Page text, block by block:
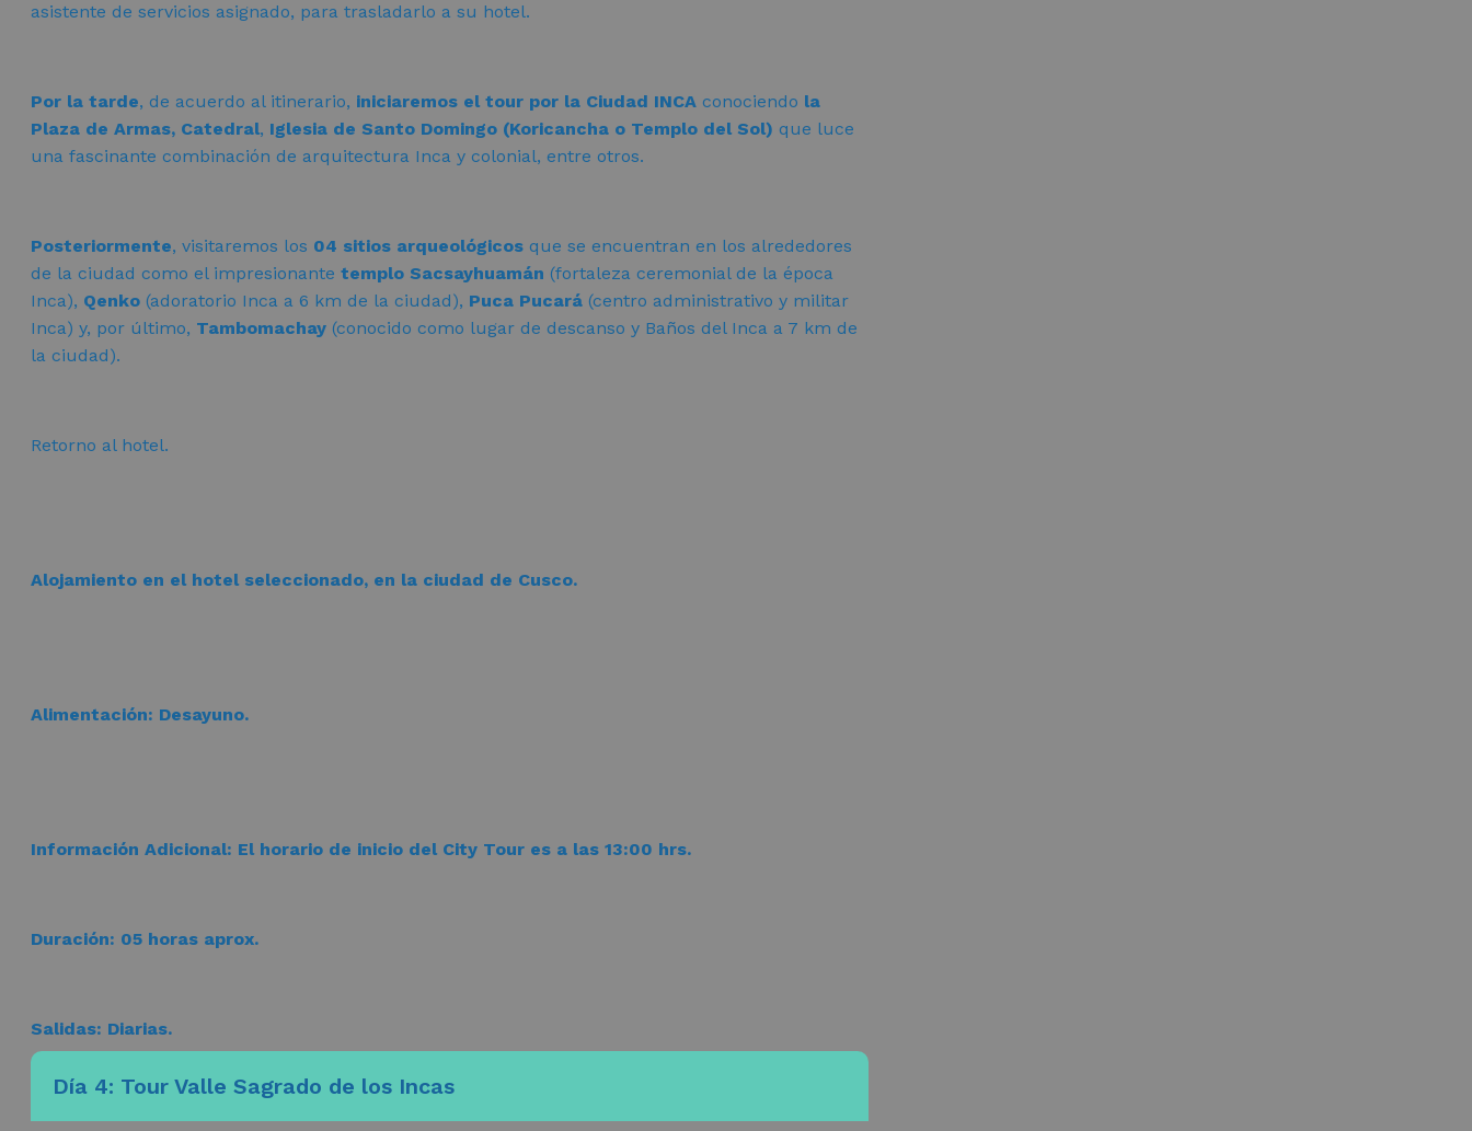
asistente de servicios asignado, para trasladarlo a su hotel.
Por la tarde, de acuerdo al itinerario, iniciaremos el tour por la Ciudad INCA conociendo la
Plaza de Armas, Catedral, Iglesia de Santo Domingo (Koricancha o Templo del Sol) que luce
una fascinante combinación de arquitectura Inca y colonial, entre otros.
Posteriormente, visitaremos los 04 sitios arqueológicos que se encuentran en los alrededores
de la ciudad como el impresionante templo Sacsayhuamán (fortaleza ceremonial de la época
Inca), Qenko (adoratorio Inca a 6 km de la ciudad), Puca Pucará (centro administrativo y militar
Inca) y, por último, Tambomachay (conocido como lugar de descanso y Baños del Inca a 7 km de
la ciudad).
Retorno al hotel.
Alojamiento en el hotel seleccionado, en la ciudad de Cusco.
Alimentación: Desayuno.
Información Adicional: El horario de inicio del City Tour es a las 13:00 hrs.
Duración: 05 horas aprox.
Salidas: Diarias.
Día 4: Tour Valle Sagrado de los Incas